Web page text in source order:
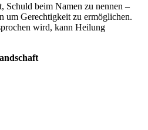
Schuld beim Namen zu nennen –
um Gerechtigkeit zu ermöglichen.
wird, kann Heilung